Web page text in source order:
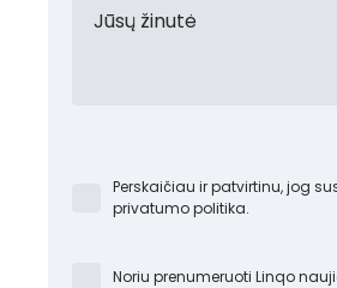
Jūsų žinutė
Perskaičiau ir patvirtinu, jog
privatumo politika.
Noriu prenumeruoti Linqo